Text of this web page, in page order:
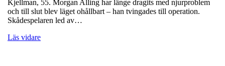
Kjellman, 55. Morgan Alling har länge dragits med njurproblem
och till slut blev läget ohållbart – han tvingades till operation.
Skådespelaren led av…
Läs vidare